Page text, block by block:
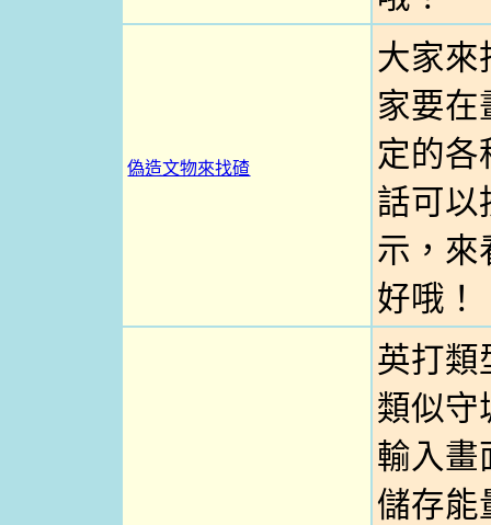
偽造文物來找碴
大家來
家要在
定的各
話可以
示，來
好哦！
英打類
類似守
輸入畫
儲存能